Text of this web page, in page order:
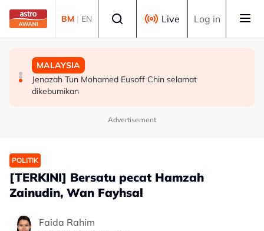
Skip to main content
BM | EN Live Log in
POLITIK
Abdul Hadi dakwa Bersatu terkeluar PN, Azmin
tegaskan masih anggota sah
DUNIA
Victoria arah penternak kurung unggas susulan
peningkatan kes selesema burung H5N1
MALAYSIA
Jenazah Tun Mohamed Eusoff Chin selamat
dikebumikan
Advertisement
POLITIK
[TERKINI] Bersatu pecat Hamzah
Zainudin, Wan Fayhsal
Faida Rahim